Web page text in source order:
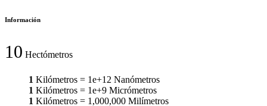
Información
10 Hectómetros
1 Kilómetros = 1e+12 Nanómetros
1 Kilómetros = 1e+9 Micrómetros
1 Kilómetros = 1,000,000 Milímetros